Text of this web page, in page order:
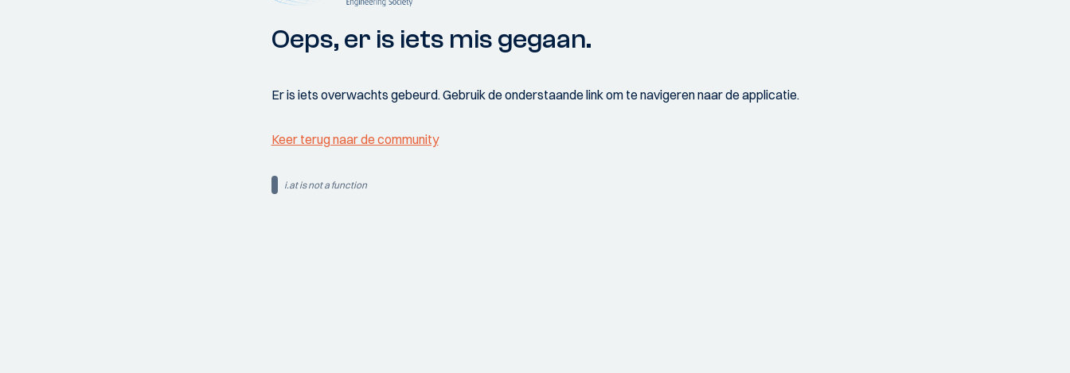
Oeps, er is iets mis gegaan.
Er is iets overwachts gebeurd. Gebruik de onderstaande link om te navigeren naar de applicatie.
Keer terug naar de community
i.at is not a function